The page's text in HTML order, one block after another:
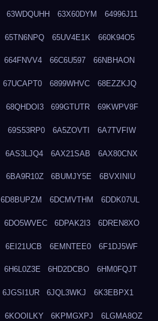
63WDQUHH 63X60DYM 64996J11
65TN6NPQ 65UV4E1K 660K94O5
664FNVV4 66C6U597 66NBHAON
67UCAPT0 6899WHVC 68EZZKJQ
68QHDOI3 699GTUTR 69KWPV8F
69S53RP0 6A5ZOVTI 6A7TVFIW
6AS3LJQ4 6AX21SAB 6AX80CNX
6BA9R10Z 6BUMJY5E 6BVXINIU
6D8BUPZM 6DCMVTHM 6DDK07UL
6DO5WVEC 6DPAK2I3 6DREN8XO
6EI21UCB 6EMNTEE0 6F1DJ5WF
6H6L0Z3E 6HD2DCBO 6HM0FQJT
6JGSI1UR 6JQL3WKJ 6K3EBPX1
6KOOILKY 6KPMGXPJ 6LGMA8OZ